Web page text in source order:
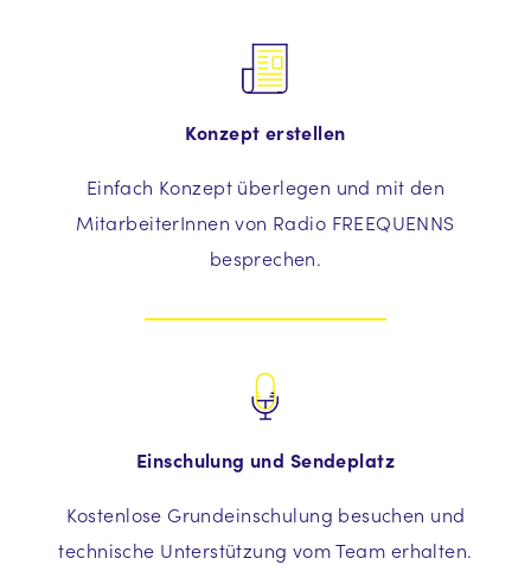
Konzept erstellen
Einfach Konzept überlegen und mit den
MitarbeiterInnen von Radio FREEQUENNS
besprechen.
Einschulung und Sendeplatz
Kostenlose Grundeinschulung besuchen und
technische Unterstützung vom Team erhalten.